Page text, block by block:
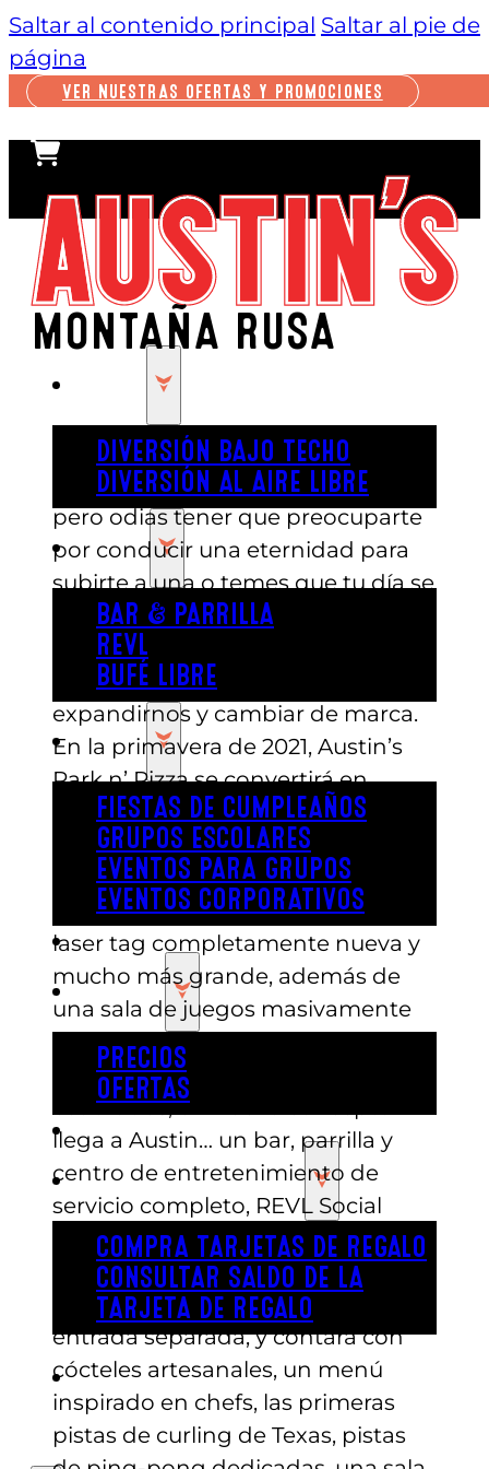
Saltar al contenido principal Saltar al pie de
página
VER NUESTRAS OFERTAS Y PROMOCIONES
DIVERSIÓN BAJO TECHO
DIVERSIÓN AL AIRE LIBRE
COMER
BAR & PARRILLA
REVL
BUFÉ LIBRE
FIESTA
FIESTAS DE CUMPLEAÑOS
GRUPOS ESCOLARES
EVENTOS PARA GRUPOS
EVENTOS CORPORATIVOS
REVL
PRECIOS
PRECIOS
OFERTAS
COMPRAR ENTRADAS
TARJETAS DE REGALO
COMPRA TARJETAS DE REGALO
CONSULTAR SALDO DE LA
TARJETA DE REGALO
ENGLISH
MONTAÑA RUSA
¿Te encantan las montañas rusas,
pero odias tener que preocuparte
por conducir una eternidad para
subirte a una o temes que tu día se
arruine por la lluvia? ¡A nosotros
también! Resolvimos este
problema cuando decidimos
expandirnos y cambiar de marca.
En la primavera de 2021, Austin’s
Park n’ Pizza se convertirá en
“Austin’s” y dará la bienvenida a la
primera montaña rusa cubierta de
Austin, así como a la atracción
Austin’s Tower Drop, una arena de
laser tag completamente nueva y
mucho más grande, además de
una sala de juegos masivamente
ampliada. Junto con nuestra
extensión de 8.361 metros
cuadrados, un nuevo concepto
llega a Austin… un bar, parrilla y
centro de entretenimiento de
servicio completo, REVL Social
Club. Este centro de
entretenimiento está ubicado
dentro de Austin’s, pero con una
entrada separada, y contará con
cócteles artesanales, un menú
inspirado en chefs, las primeras
pistas de curling de Texas, pistas